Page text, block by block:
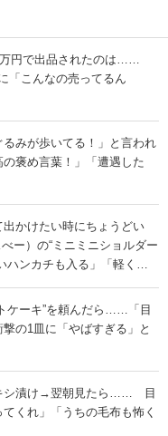
円で出品されたのは……
「こんなの売ってるん
みが歩いてる！」と言われ
褒め言葉！」「遭遇した
出かけたい時にちょうどい
ー）の“ミニミニショルダー
ンカチも入る」「軽くて
ケーキ”を頼んだら……「目
の1皿に「やばすぎる」と
シ漬け→翌朝見たら…… 目
くれ」「うちの毛布も怖く